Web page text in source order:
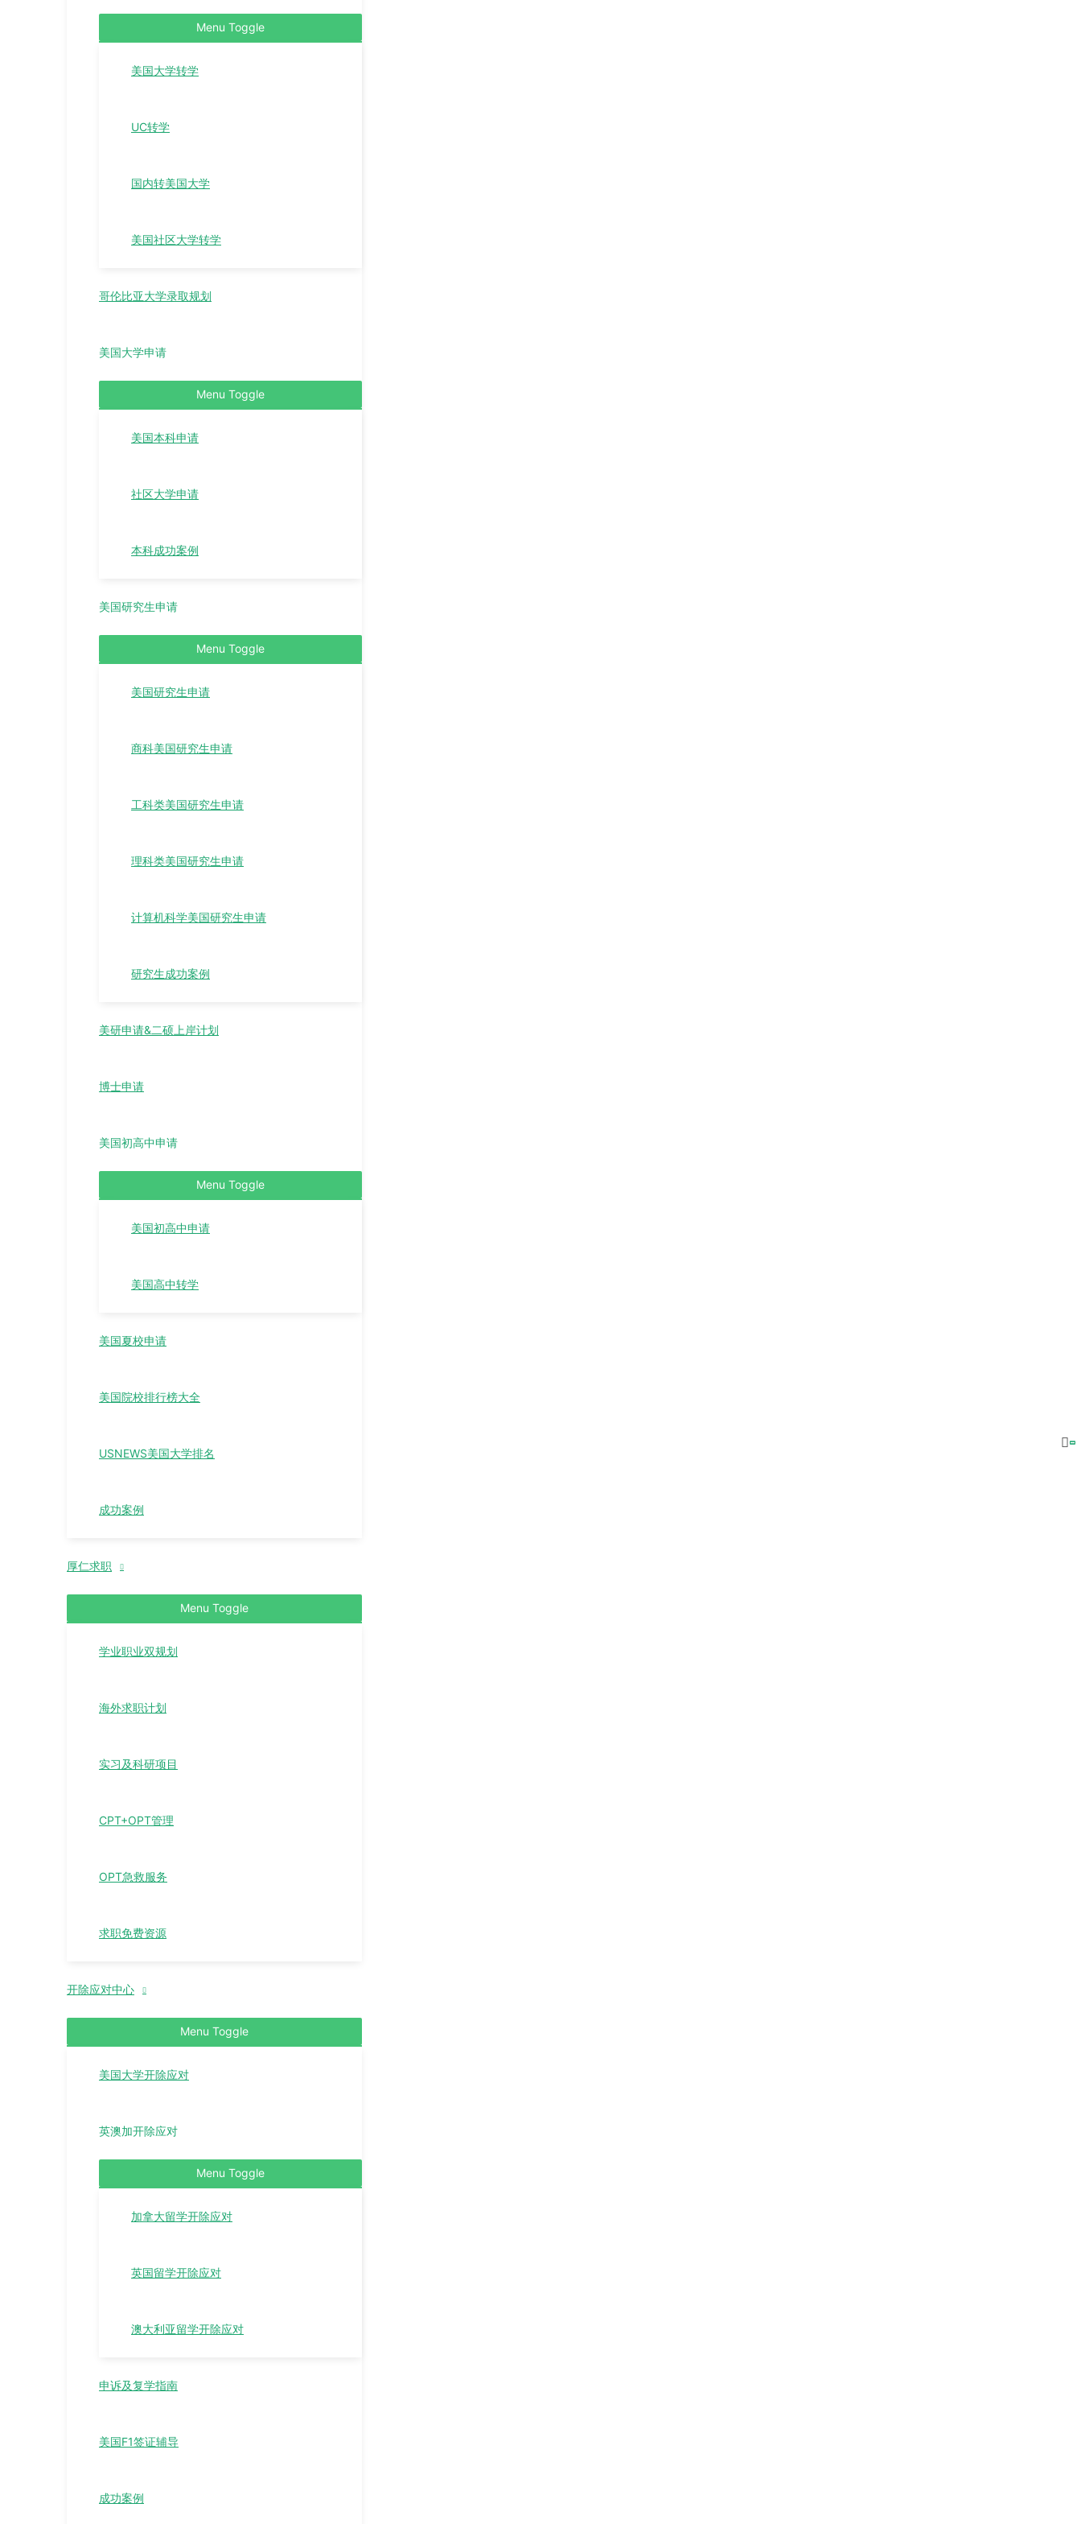
Menu Toggle
美国大学转学
UC转学
国内转美国大学
美国社区大学转学
哥伦比亚大学录取规划
美国大学申请
Menu Toggle
美国本科申请
社区大学申请
本科成功案例
美国研究生申请
Menu Toggle
美国研究生申请
商科美国研究生申请
工科类美国研究生申请
理科类美国研究生申请
计算机科学美国研究生申请
研究生成功案例
美研申请&二硕上岸计划
博士申请
美国初高中申请
Menu Toggle
美国初高中申请
美国高中转学
美国夏校申请
美国院校排行榜大全
USNEWS美国大学排名
成功案例
厚仁求职
Menu Toggle
学业职业双规划
海外求职计划
实习及科研项目
CPT+OPT管理
OPT急救服务
求职免费资源
开除应对中心
Menu Toggle
美国大学开除应对
英澳加开除应对
Menu Toggle
加拿大留学开除应对
英国留学开除应对
澳大利亚留学开除应对
申诉及复学指南
美国F1签证辅导
成功案例